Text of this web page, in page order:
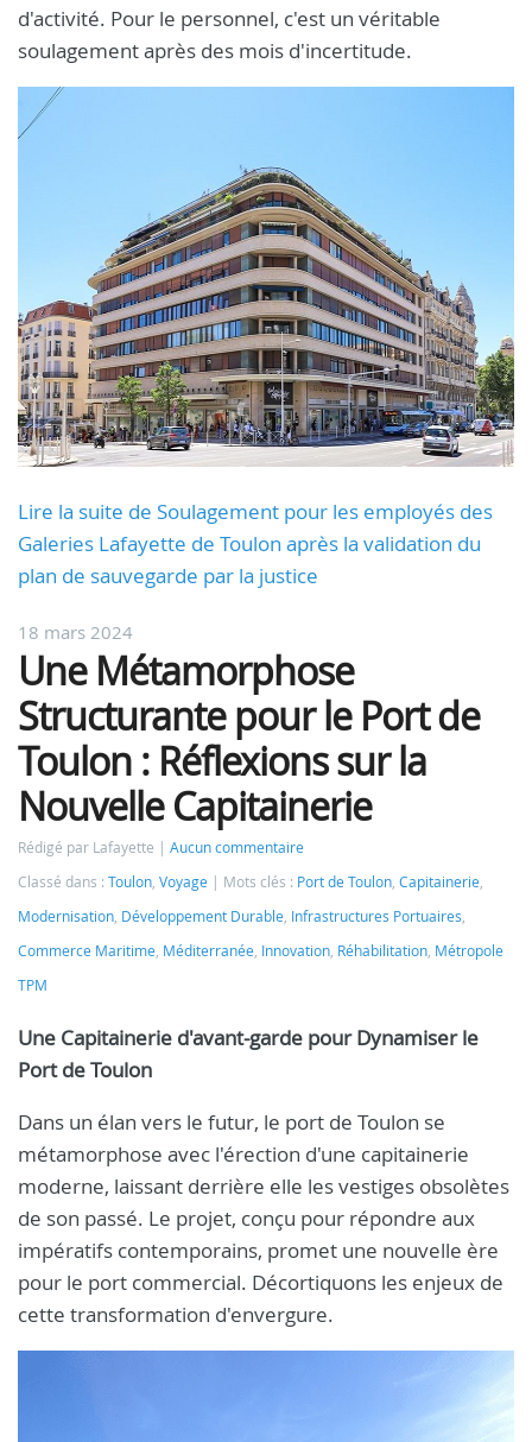
d'activité. Pour le personnel, c'est un véritable
soulagement après des mois d'incertitude.
Lire la suite de Soulagement pour les employés des
Galeries Lafayette de Toulon après la validation du
plan de sauvegarde par la justice
18 mars 2024
Une Métamorphose
Structurante pour le Port de
Toulon : Réflexions sur la
Nouvelle Capitainerie
Rédigé par Lafayette
Aucun commentaire
Classé dans : Toulon, Voyage Mots clés : Port de Toulon, Capitainerie,
Modernisation, Développement Durable, Infrastructures Portuaires,
Commerce Maritime, Méditerranée, Innovation, Réhabilitation, Métropole
TPM
Une Capitainerie d'avant-garde pour Dynamiser le
Port de Toulon
Dans un élan vers le futur, le port de Toulon se
métamorphose avec l'érection d'une capitainerie
moderne, laissant derrière elle les vestiges obsolètes
de son passé. Le projet, conçu pour répondre aux
impératifs contemporains, promet une nouvelle ère
pour le port commercial. Décortiquons les enjeux de
cette transformation d'envergure.